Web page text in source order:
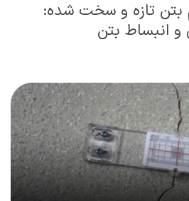
بتن تازه و سخت شده:
انبساط بتن